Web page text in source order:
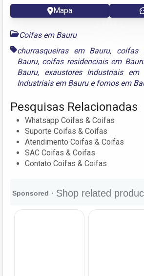
Mapa
Coifas em Bauru
churrasqueiras em Bauru, coifas
Bauru, coifas residenciais em
Bauru, exaustores Industriais em
Industriais em Baurue fornos em
Pesquisas Relacionadas
Whatsapp Coifas & Coifas
Suporte Coifas & Coifas
Atendimento Coifas & Coifas
SAC Coifas & Coifas
Contato Coifas & Coifas